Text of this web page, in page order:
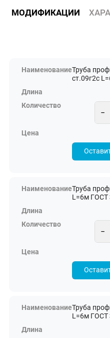
МОДИФИКАЦИИ
Труба
ст.09г2с
−
Труба
L=6м ГОСТ
−
Труба
L=6м ГОСТ